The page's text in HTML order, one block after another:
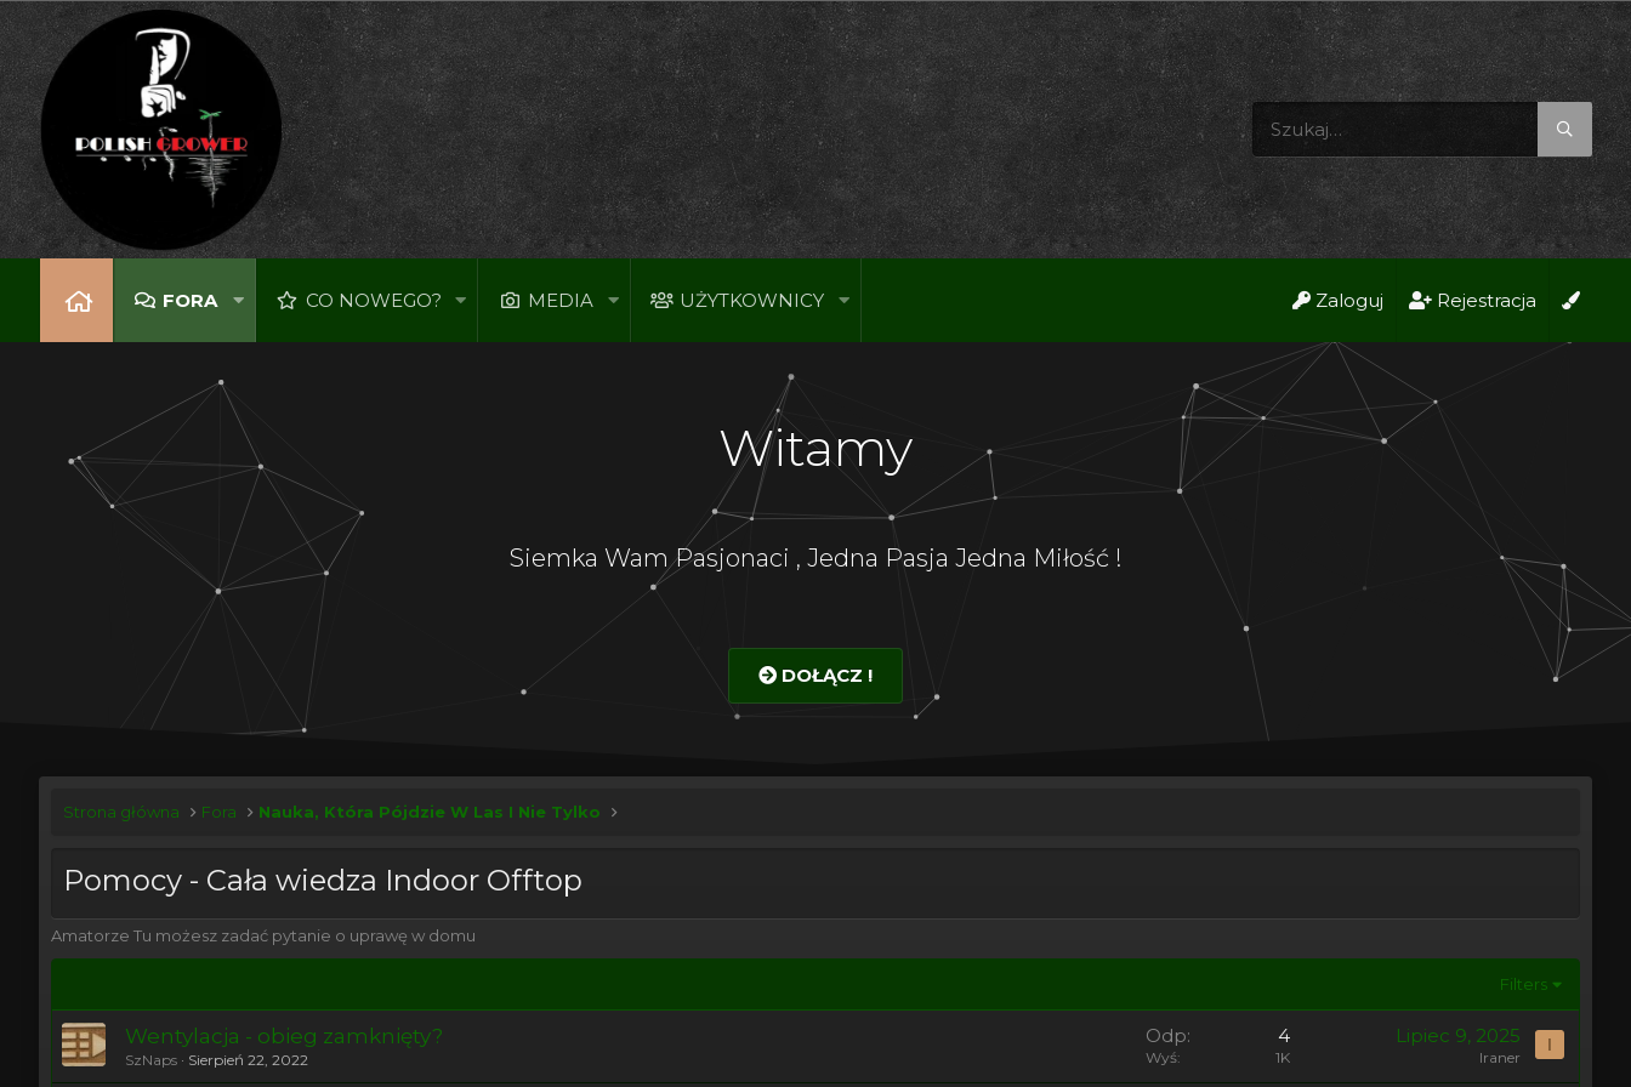
FORA CO NOWEGO? MEDIA UŻYTKOWNICY Zaloguj Rejestracja
Witamy
Siemka Wam Pasjonaci , Jedna Pasja Jedna Miłość !
DOŁĄCZ !
Strona główna Fora Nauka, Która Pójdzie W Las I Nie Tylko
Pomocy - Cała wiedza Indoor Offtop
Amatorze Tu możesz zadać pytanie o uprawę w domu
Filters
Wentylacja - obieg zamknięty?
SzNaps Sierpień 22, 2022
Odp 4
Wyś 1K
Lipiec 9, 2025
Iraner
I